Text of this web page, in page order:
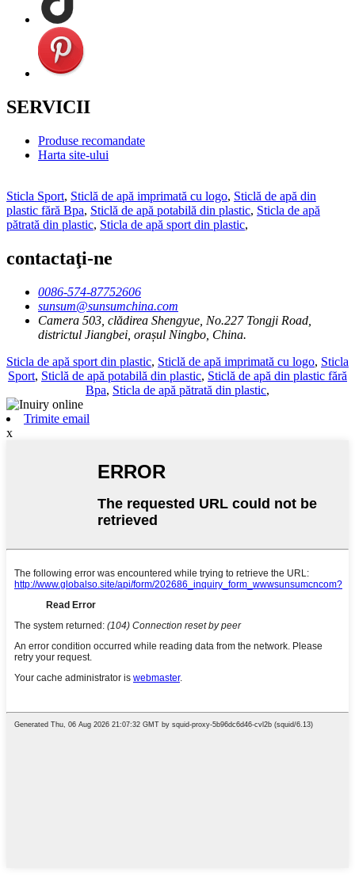
SERVICII
Produse recomandate
Harta site-ului
Sticla Sport, Sticlă de apă imprimată cu logo, Sticlă de apă din
plastic fără Bpa, Sticlă de apă potabilă din plastic, Sticla de apă
pătrată din plastic, Sticla de apă sport din plastic,
contactaţi-ne
0086-574-87752606
sunsum@sunsumchina.com
Camera 503, clădirea Shengyue, No.227 Tongji Road,
districtul Jiangbei, orașul Ningbo, China.
Sticla de apă sport din plastic, Sticlă de apă imprimată cu logo, Sticla
Sport, Sticlă de apă potabilă din plastic, Sticlă de apă din plastic fără
Bpa, Sticla de apă pătrată din plastic,
Trimite email
x